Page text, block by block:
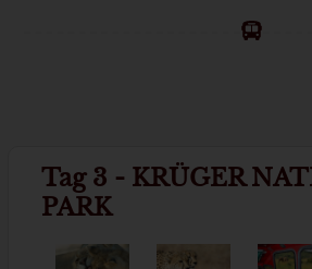
Tag 3 - KRÜGER
PARK